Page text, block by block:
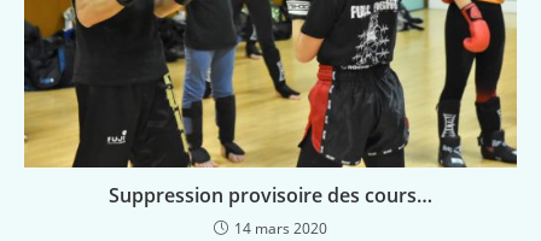
Suppression provisoire des cours…
14 mars 2020